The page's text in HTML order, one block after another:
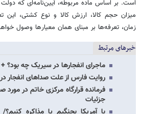
است. بر اساس ماده مربوطه، آیین‌نامه‌ای که
میزان حجم کالا، ارزش کالا و نوع کشتی،
زمان، تعرفه‌ها بر مبنای همان معیارها وصول
خبرهای مرتبط
ماجرای انفجارها در سیریک چه بود؟
روایت فارس از علت صداهای انفجار
فرمانده قرارگاه مرکزی خاتم‌ در
جزئیات